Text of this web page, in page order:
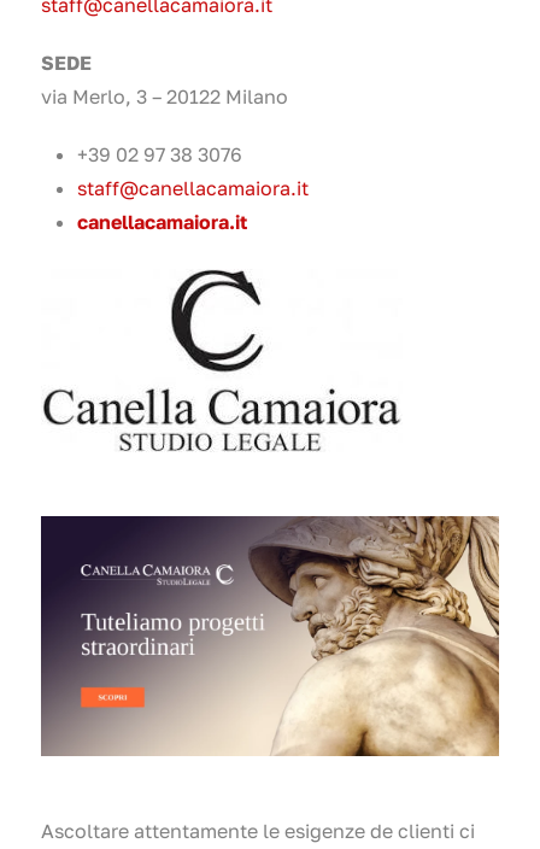
SEDE
via Merlo, 3 – 20122 Milano
+39 02 97 38 3076
staff@canellacamaiora.it
canellacamaiora.it
Ascoltare attentamente le esigenze de clienti ci